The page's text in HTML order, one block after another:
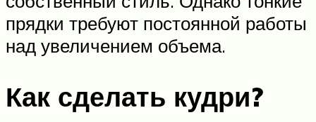
прядки требуют постоянной работы
над увеличением объема.
Как сделать кудри?